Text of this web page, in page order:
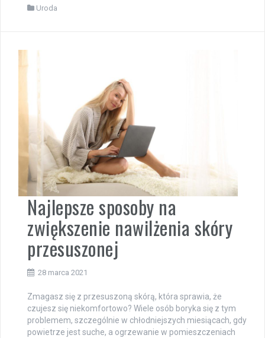
Uroda
Najlepsze sposoby na
zwiększenie nawilżenia skóry
przesuszonej
28 marca 2021
Zmagasz się z przesuszoną skórą, która sprawia, że
czujesz się niekomfortowo? Wiele osób boryka się z tym
problemem, szczególnie w chłodniejszych miesiącach, gdy
powietrze jest suche, a ogrzewanie w pomieszczeniach